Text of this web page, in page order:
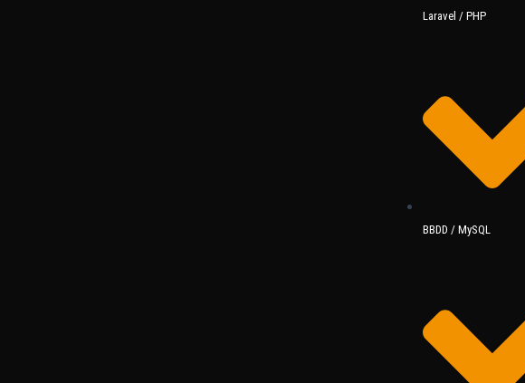
Laravel / PHP
BBDD / MySQL